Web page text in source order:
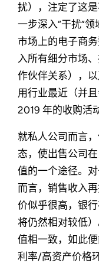
扰），注定了这
一步深入“干扰”
市场上的电子商
入所有细分市场
作伙伴关系），
用行业最近（并
2019 年的收购活
就私人公司而言
态，使出售公司
值的一个途径。
而言，销售收入
价似乎很高，银
将仍然相对较低
值相一致，如此
利率/高资产价格